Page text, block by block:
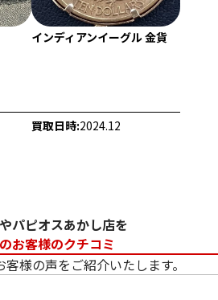
22金 (K22) ブレス
インディアンイーグル 金貨
買取日時:2024.12
パピオスあかし店を
お客様のクチコミ
様の声をご紹介いたします。